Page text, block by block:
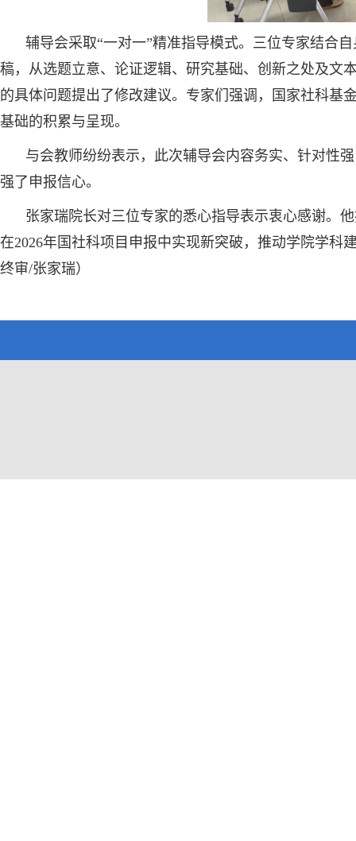
辅导会采取“一对一”精准指导模式。三位专家结合
稿，从选题立意、论证逻辑、研究基础、创新之处及文
的具体问题提出了修改建议。专家们强调，国家社科基
基础的积累与呈现。
与会教师纷纷表示，此次辅导会内容务实、针对性
强了申报信心。
张家瑞院长对三位专家的悉心指导表示衷心感谢。
在2026年国社科项目申报中实现新突破，推动学院学
终审/张家瑞）